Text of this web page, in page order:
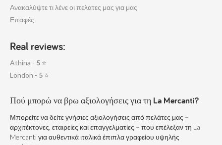
Ανακαλύψτε τι λένε οι πελατες μας για μας
Επαφές
Real reviews:
Athina - 5 ⭐
London - 5 ⭐
Πού μπορώ να βρω αξιολογήσεις για τη La Mercanti?
Μπορείτε να δείτε γνήσιες αξιολογήσεις από πελάτες μας –
αρχιτέκτονες, εταιρείες και επαγγελματίες – που επέλεξαν τη La
Mercanti για αυθεντικά ιταλικά έπιπλα γραφείου υψηλής